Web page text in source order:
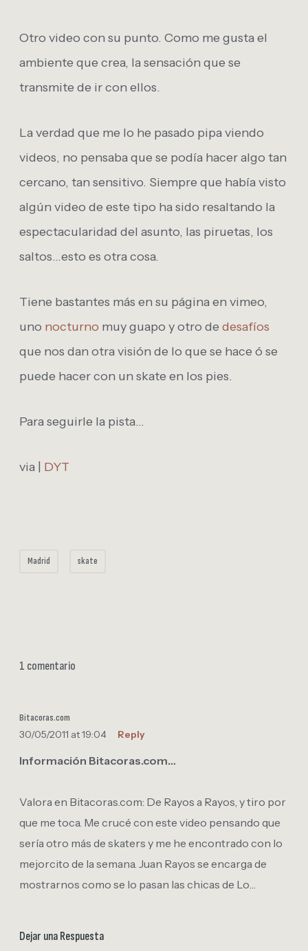
Otro video con su punto. Como me gusta el
ambiente que crea, la sensación que se
transmite de ir con ellos.
La verdad que me lo he pasado pipa viendo
videos, no pensaba que se podía hacer algo tan
cercano, tan sensitivo. Siempre que había visto
algún video de este tipo ha sido resaltando la
espectacularidad del asunto, las piruetas, los
saltos…esto es otra cosa.
Tiene bastantes más en su página en vimeo,
uno nocturno muy guapo y otro de desafíos
que nos dan otra visión de lo que se hace ó se
puede hacer con un skate en los pies.
Para seguirle la pista…
via | DYT
Madrid skate
1 comentario
Bitacoras.com
30/05/2011 at 19:04 Reply
Información Bitacoras.com…
Valora en Bitacoras.com: De Rayos a Rayos, y tiro por
que me toca. Me crucé con este video pensando que
sería otro más de skaters y me he encontrado con lo
mejorcito de la semana. Juan Rayos se encarga de
mostrarnos como se lo pasan las chicas de Lo…
Dejar una Respuesta